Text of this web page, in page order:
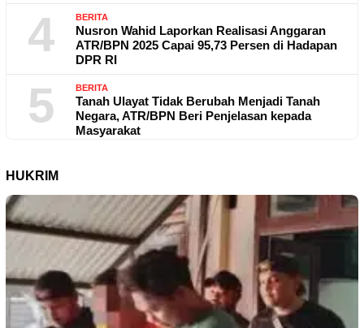
4 BERITA
Nusron Wahid Laporkan Realisasi Anggaran
ATR/BPN 2025 Capai 95,73 Persen di Hadapan
DPR RI
5 BERITA
Tanah Ulayat Tidak Berubah Menjadi Tanah
Negara, ATR/BPN Beri Penjelasan kepada
Masyarakat
HUKRIM